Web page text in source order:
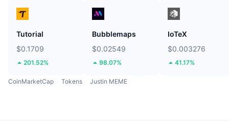
Tutorial
$0.1709
201.52%
Bubblemaps
$0.02549
98.07%
IoTeX
$0.003276
41.17%
CoinMarketCap Tokens Justin MEME